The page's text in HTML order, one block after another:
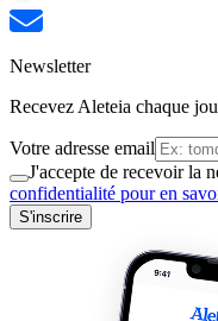
Newsletter
Recevez Aleteia chaque
Votre adresse email
J'accepte de recevoir la
confidentialité pour en
S'inscrire